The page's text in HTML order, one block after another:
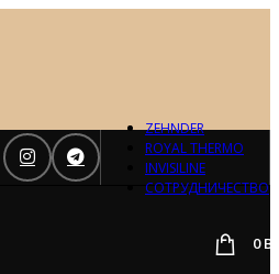
ZEHNDER
ROYAL THERMO
INVISILINE
СОТРУДНИЧЕСТВО
0
Отопление
Daveti
Royal
Thermo